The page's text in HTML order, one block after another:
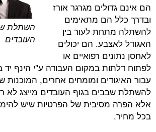
השתלת שבב בגוף
העובדים
מגרגר אורז
הם מתאימים
לעור בין
הם יכולים
רפואיים או
במקום העבודה ע"י הינף יד בלבד. אולם
ומומחים אחרים, המוכנות של בריטניה
בגוף העובדים מייצג לא רק הקלות
של הפרטיות שיש להימנע ממנה